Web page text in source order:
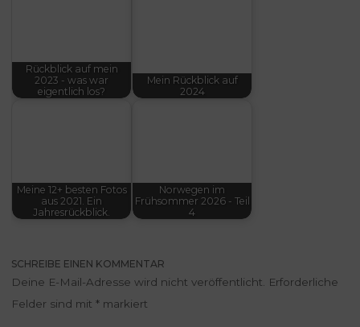
Rückblick auf mein
2023 - was war
eigentlich los?
Mein Rückblick auf
2024
Meine 12+ besten Fotos
aus 2021. Ein
Jahresrückblick.
Norwegen im
Frühsommer 2026 - Teil
4
SCHREIBE EINEN KOMMENTAR
Deine E-Mail-Adresse wird nicht veröffentlicht.
Erforderliche
Felder sind mit *markiert